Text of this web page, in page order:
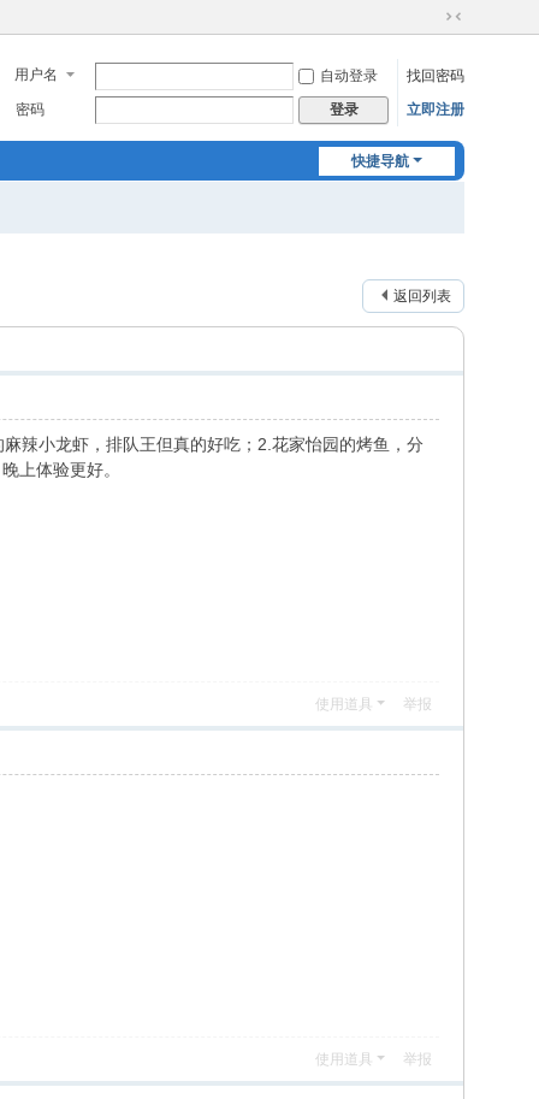
切
到
窄
用户名 自动登录
找回密码
密码
登录 立即注册
快捷导航
返回列表
辣小龙虾，排队王但真的好吃；2.花家怡园的烤鱼，分
上体验更好。
使用道具 举报
使用道具 举报